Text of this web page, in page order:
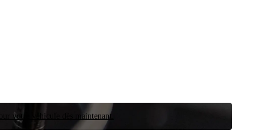
votre véhicule dès maintenant.